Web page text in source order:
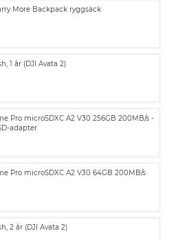
More Backpack ryggsäck
1 år (DJI Avata 2)
Pro microSDXC A2 V30 256GB 200MB/s -
adapter
Pro microSDXC A2 V30 64GB 200MB/s
2 år (DJI Avata 2)